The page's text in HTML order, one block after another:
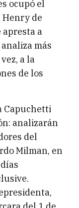
ocupó el
Henry de
apresta a
más
a la
de los
Capuchetti
analizarán
del
Milman, en